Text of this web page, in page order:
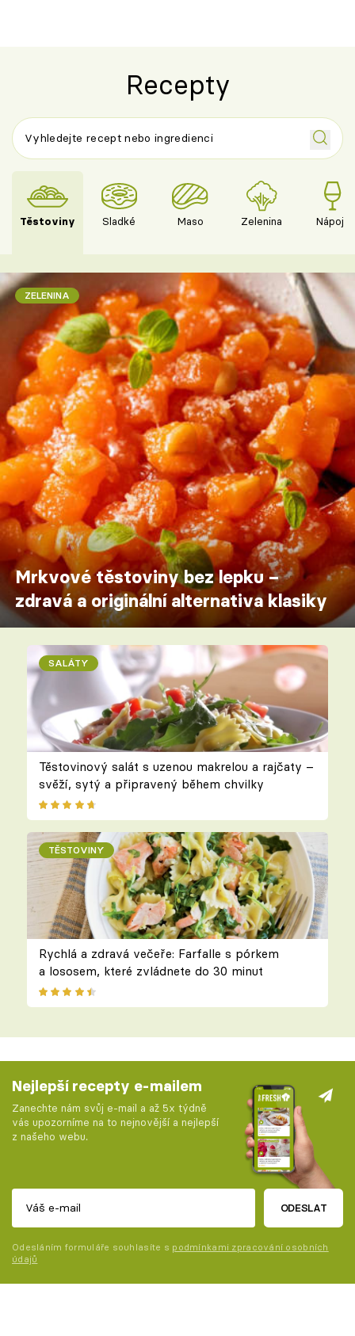
Recepty
Těstoviny Sladké Maso Zelenina Nápoje
ZELENINA
Mrkvové těstoviny bez lepku –
zdravá a originální alternativa klasiky
SALÁTY
Těstovinový salát s uzenou makrelou a rajčaty –
svěží, sytý a připravený během chvilky
TĚSTOVINY
Rychlá a zdravá večeře: Farfalle s pórkem
a lososem, které zvládnete do 30 minut
Nejlepší recepty e-mailem
Zanechte nám svůj e-mail a až 5x týdně
vás upozorníme na to nejnovější a nejlepší
z našeho webu.
ODESLAT
Odesláním formuláře souhlasíte s podmínkami zpracování osobních
údajů